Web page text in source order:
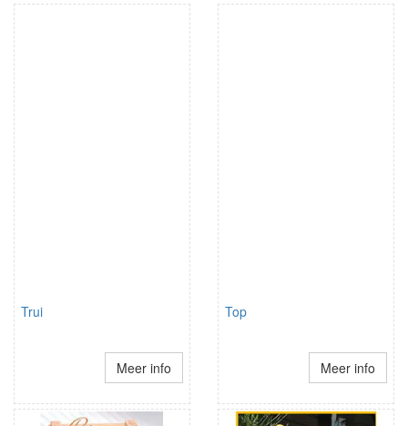
Trui
Meer info
Top
Meer info